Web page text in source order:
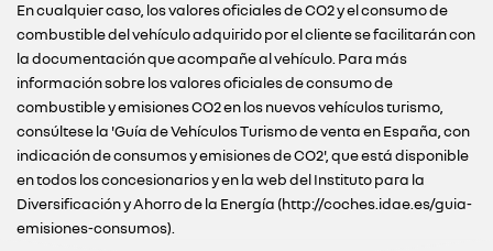
En cualquier caso, los valores oficiales de CO2 y el consumo de
combustible del vehículo adquirido por el cliente se facilitarán con
la documentación que acompañe al vehículo. Para más
información sobre los valores oficiales de consumo de
combustible y emisiones CO2 en los nuevos vehículos turismo,
consúltese la 'Guía de Vehículos Turismo de venta en España, con
indicación de consumos y emisiones de CO2', que está disponible
en todos los concesionarios y en la web del Instituto para la
Diversificación y Ahorro de la Energía (http://coches.idae.es/guia-
emisiones-consumos).